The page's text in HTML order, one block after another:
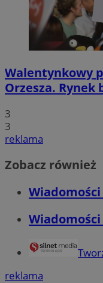
Walentynkowy
Orzesza. Rynek
3
3
reklama
Zobacz również
reklama